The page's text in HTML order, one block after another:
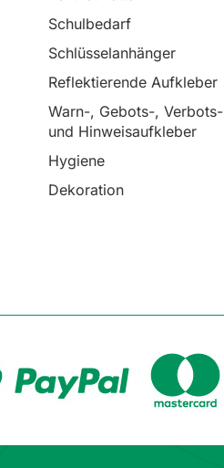
Schulbedarf
Schlüsselanhänger
Reflektierende Aufkleber
Warn-, Gebots-, Verbots-
und Hinweisaufkleber
Hygiene
Dekoration